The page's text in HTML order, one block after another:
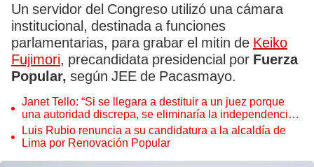
Un servidor del Congreso utilizó una cámara
institucional, destinada a funciones
parlamentarias, para grabar el mitin de Keiko
Fujimori, precandidata presidencial por Fuerza
Popular, según JEE de Pacasmayo.
Janet Tello: “Si se llegara a destituir a un juez porque
una autoridad discrepa, se eliminaría la independencia
judicial”
Luis Rubio renuncia a su candidatura a la alcaldía de
Lima por Renovación Popular